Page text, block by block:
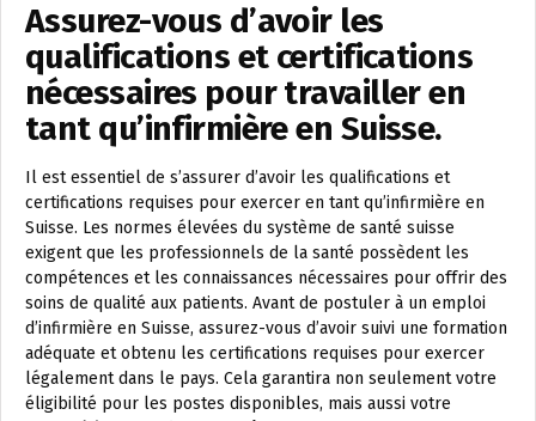
Assurez-vous d’avoir les
qualifications et certifications
nécessaires pour travailler en
tant qu’infirmière en Suisse.
Il est essentiel de s’assurer d’avoir les qualifications et
certifications requises pour exercer en tant qu’infirmière en
Suisse. Les normes élevées du système de santé suisse
exigent que les professionnels de la santé possèdent les
compétences et les connaissances nécessaires pour offrir des
soins de qualité aux patients. Avant de postuler à un emploi
d’infirmière en Suisse, assurez-vous d’avoir suivi une formation
adéquate et obtenu les certifications requises pour exercer
légalement dans le pays. Cela garantira non seulement votre
éligibilité pour les postes disponibles, mais aussi votre